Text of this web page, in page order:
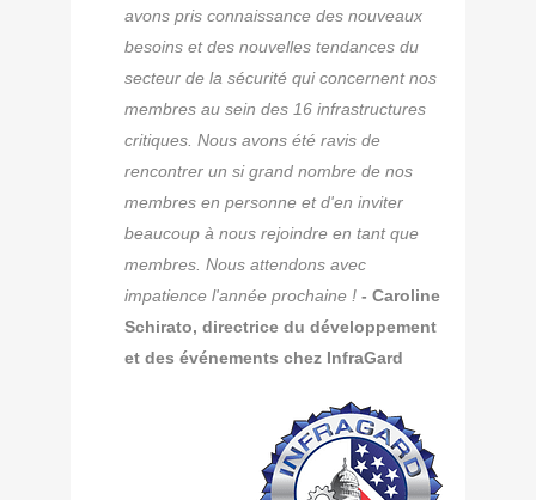
avons pris connaissance des nouveaux
besoins et des nouvelles tendances du
secteur de la sécurité qui concernent nos
membres au sein des 16 infrastructures
critiques. Nous avons été ravis de
rencontrer un si grand nombre de nos
membres en personne et d'en inviter
beaucoup à nous rejoindre en tant que
membres. Nous attendons avec
impatience l'année prochaine ! - Caroline
Schirato, directrice du développement
et des événements chez InfraGard